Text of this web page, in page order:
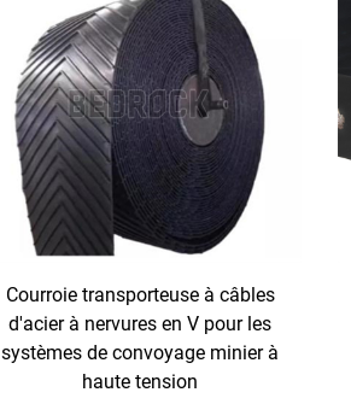
Courroie transporteuse à câbles
d'acier à nervures en V pour les
systèmes de convoyage minier à
haute tension